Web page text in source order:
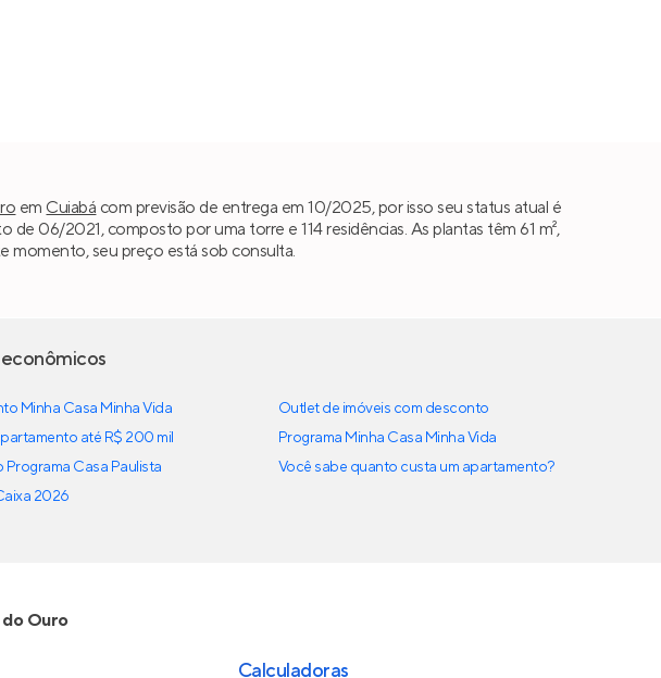
em Cuiabá com previsão de entrega em 10/2025, por isso seu status atual é
de 06/2021, composto por uma torre e 114 residências. As plantas têm 61 m²,
momento, seu preço está sob consulta.
Minha Casa Minha Vida
até R$ 200 mil
Programa Casa Paulista
2026
Outlet de imóveis com desconto
Programa Minha Casa Minha Vida
Você sabe quanto custa um apartamento?
Ouro
Calculadoras